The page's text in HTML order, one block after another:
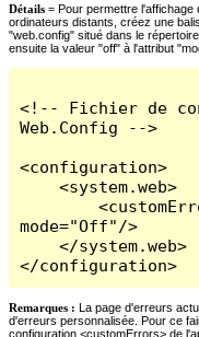
Détails = Pour permettre
ordinateurs distants, créez une
"web.config" situé dans le
ensuite la valeur "off" à l'attribut
<!-- Fichier de
Web.Config -->
<configuration>
    <system.web>
        <customErrors
mode="Off"/>
    </system.web>
</configuration>
Remarques : La page d'erreurs
d'erreurs personnalisée. Pour ce
configuration <customErrors> de